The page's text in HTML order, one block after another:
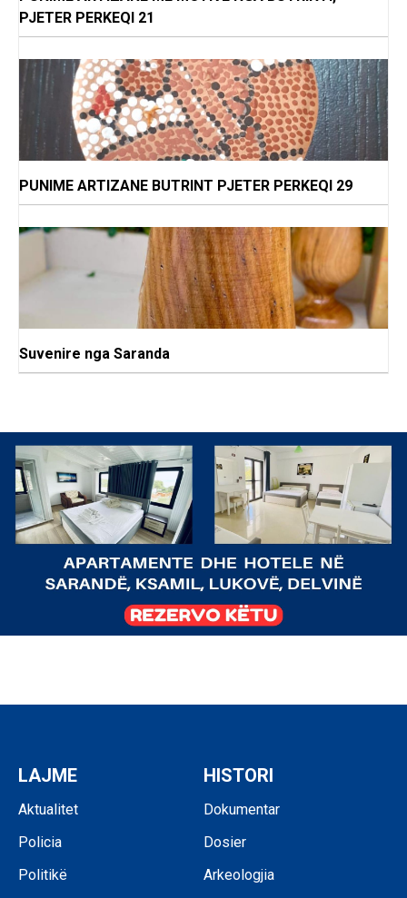
PJETER PERKEQI 21
PUNIME ARTIZANE BUTRINT PJETER PERKEQI 29
Suvenire nga Saranda
LAJME
Aktualitet
Policia
Politikë
HISTORI
Dokumentar
Dosier
Arkeologjia